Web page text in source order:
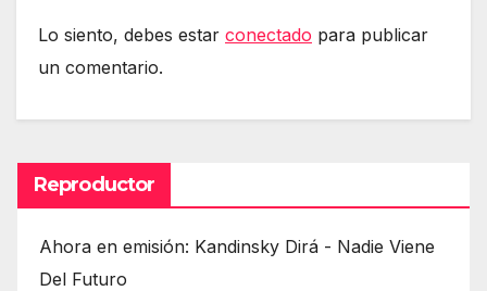
Lo siento, debes estar conectado para publicar
un comentario.
Reproductor
Ahora en emisión: Kandinsky Dirá - Nadie Viene
Del Futuro